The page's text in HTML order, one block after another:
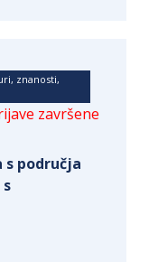
znanosti,
završene
područja